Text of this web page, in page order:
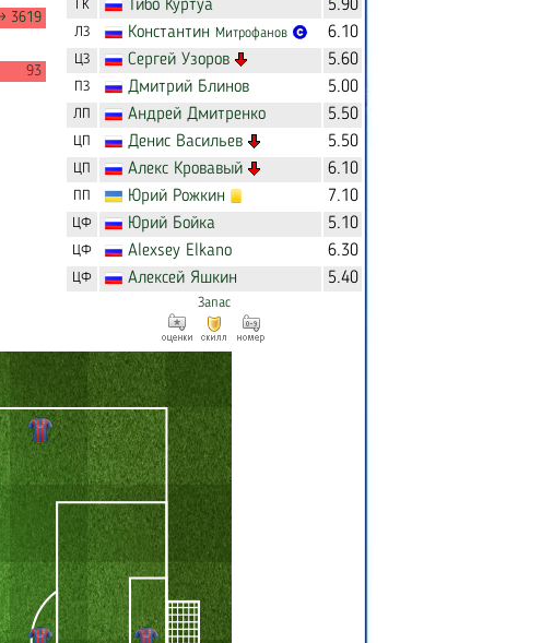
→ 3619
93
ГК Тибо Куртуа 5.90
ЛЗ Константин Митрофанов 6.10
ЦЗ Сергей Узоров 5.60
ПЗ Дмитрий Блинов 5.00
ЛП Андрей Дмитренко 5.50
ЦП Денис Васильев 5.50
ЦП Алекс Кровавый 6.10
ПП Юрий Рожкин 7.10
ЦФ Юрий Бойка 5.10
ЦФ Alexsey Elkano 6.30
ЦФ Алексей Яшкин 5.40
Запас